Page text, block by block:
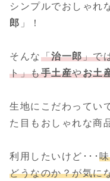
シンプルでおしゃれ
郎 」！
そんな「治一郎」で
ト」も手土産やお土
生地にこだわってい
た目もおしゃれな商
利用したいけど･･･
どうなのか？が気に